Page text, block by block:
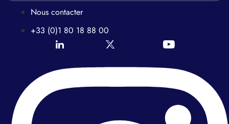
Nous contacter
+33 (0)1 80 18 88 00